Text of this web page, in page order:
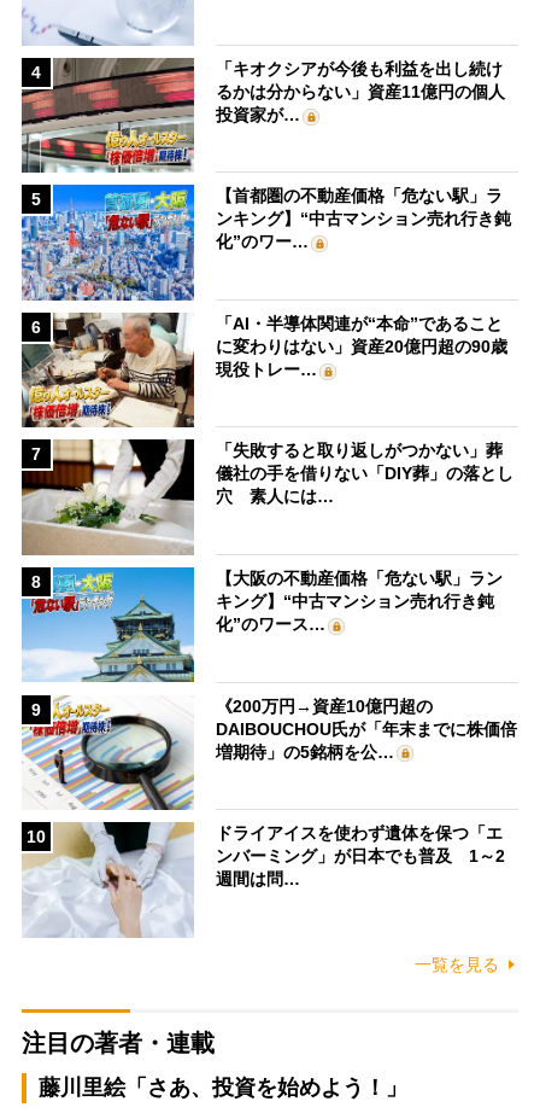
4
「キオクシアが今後も利益を出し続け
るかは分からない」資産11億円の個人
投資家が…
5
【首都圏の不動産価格「危ない駅」ラ
ンキング】“中古マンション売れ行き鈍
化”のワー…
6
「AI・半導体関連が“本命”であること
に変わりはない」資産20億円超の90歳
現役トレー…
7
「失敗すると取り返しがつかない」葬
儀社の手を借りない「DIY葬」の落とし
穴 素人には…
8
【大阪の不動産価格「危ない駅」ラン
キング】“中古マンション売れ行き鈍
化”のワース…
9
《200万円→資産10億円超の
DAIBOUCHOU氏が「年末までに株価倍
増期待」の5銘柄を公…
10
ドライアイスを使わず遺体を保つ「エ
ンバーミング」が日本でも普及 1～2
週間は問…
一覧を見る
注目の著者・連載
藤川里絵「さあ、投資を始めよう！」